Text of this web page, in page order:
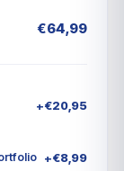
€64,99
+€20,95
+€8,99